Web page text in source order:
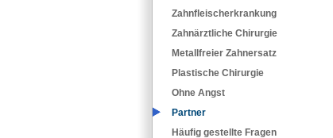
Zahnfleischerkrankung
Zahnärztliche Chirurgie
Metallfreier Zahnersatz
Plastische Chirurgie
Ohne Angst
Partner
Häufig gestellte Fragen